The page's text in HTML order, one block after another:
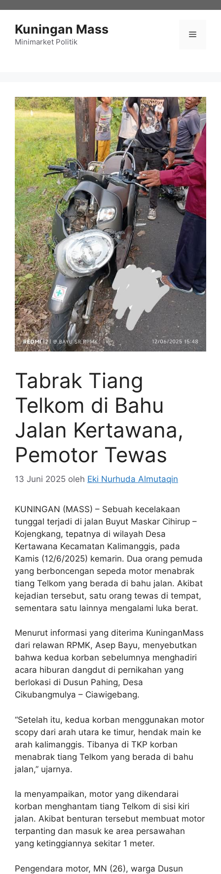
Kuningan Mass
Minimarket Politik
Menu
Tabrak Tiang
Telkom di Bahu
Jalan Kertawana,
Pemotor Tewas
13 Juni 2025 oleh Eki Nurhuda Almutaqin
KUNINGAN (MASS) – Sebuah kecelakaan
tunggal terjadi di jalan Buyut Maskar Cihirup –
Kojengkang, tepatnya di wilayah Desa
Kertawana Kecamatan Kalimanggis, pada
Kamis (12/6/2025) kemarin. Dua orang pemuda
yang berboncengan sepeda motor menabrak
tiang Telkom yang berada di bahu jalan. Akibat
kejadian tersebut, satu orang tewas di tempat,
sementara satu lainnya mengalami luka berat.
Menurut informasi yang diterima KuninganMass
dari relawan RPMK, Asep Bayu, menyebutkan
bahwa kedua korban sebelumnya menghadiri
acara hiburan dangdut di pernikahan yang
berlokasi di Dusun Pahing, Desa
Cikubangmulya – Ciawigebang.
“Setelah itu, kedua korban menggunakan motor
scopy dari arah utara ke timur, hendak main ke
arah kalimanggis. Tibanya di TKP korban
menabrak tiang Telkom yang berada di bahu
jalan,” ujarnya.
Ia menyampaikan, motor yang dikendarai
korban menghantam tiang Telkom di sisi kiri
jalan. Akibat benturan tersebut membuat motor
terpanting dan masuk ke area persawahan
yang ketinggiannya sekitar 1 meter.
Pengendara motor, MN (26), warga Dusun